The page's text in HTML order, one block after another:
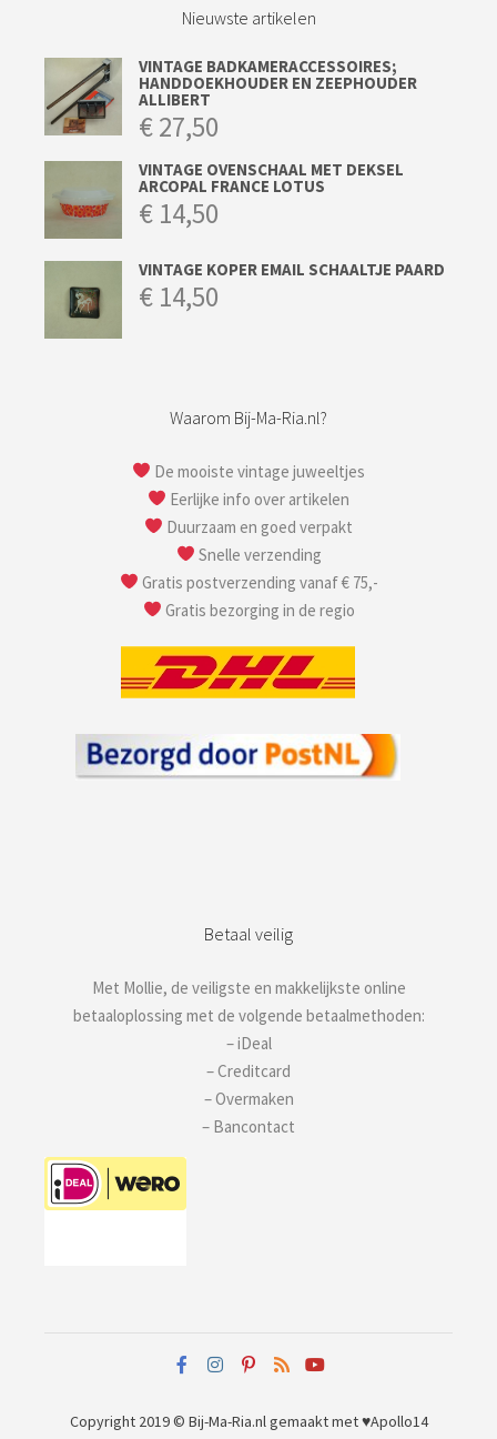
Nieuwste artikelen
VINTAGE BADKAMERACCESSOIRES;
HANDDOEKHOUDER EN ZEEPHOUDER
ALLIBERT
€27,50
VINTAGE OVENSCHAAL MET DEKSEL
ARCOPAL FRANCE LOTUS
€ 14,50
VINTAGE KOPER EMAIL SCHAALTJE PAARD
€ 14,50
Waarom Bij-Ma-Ria.nl?
De mooiste vintage juweeltjes
Eerlijke info over artikelen
Duurzaam en goed verpakt
Snelle verzending
Gratis postverzending vanaf € 75,-
Gratis bezorging in de regio
Betaal veilig
Met Mollie, de veiligste en makkelijkste online
betaaloplossing met de volgende betaalmethoden:
– iDeal
– Creditcard
– Overmaken
– Bancontact
Copyright 2019 © Bij-Ma-Ria.nlgemaakt met ♥Apollo14